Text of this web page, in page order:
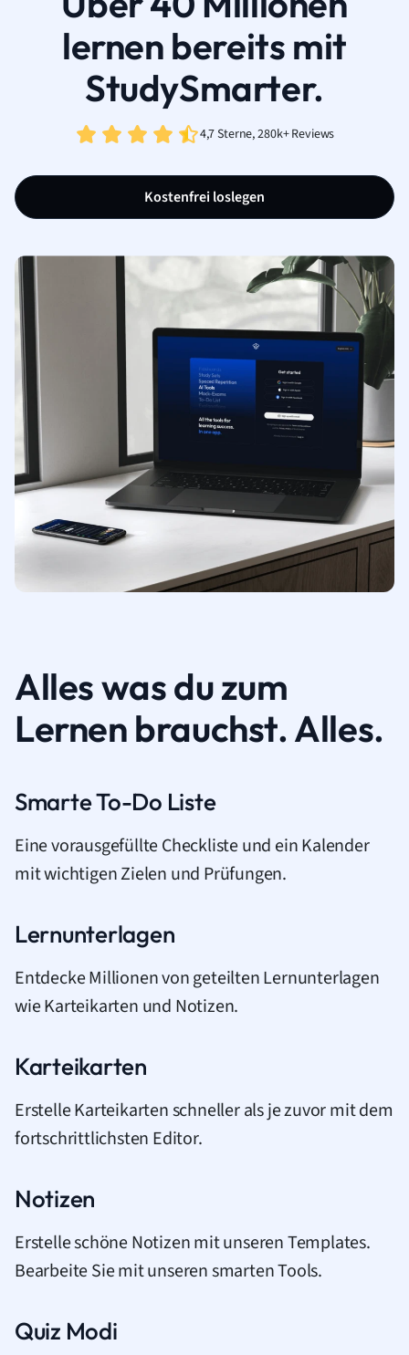
lernen bereits mit
StudySmarter.
4,7 Sterne, 280k+ Reviews
Kostenfrei loslegen
Alles was du zum
Lernen brauchst. Alles.
Smarte To-Do Liste
Eine vorausgefüllte Checkliste und ein Kalender
mit wichtigen Zielen und Prüfungen.
Lernunterlagen
Entdecke Millionen von geteilten Lernunterlagen
wie Karteikarten und Notizen.
Karteikarten
Erstelle Karteikarten schneller als je zuvor mit dem
fortschrittlichsten Editor.
Notizen
Erstelle schöne Notizen mit unseren Templates.
Bearbeite Sie mit unseren smarten Tools.
Quiz Modi